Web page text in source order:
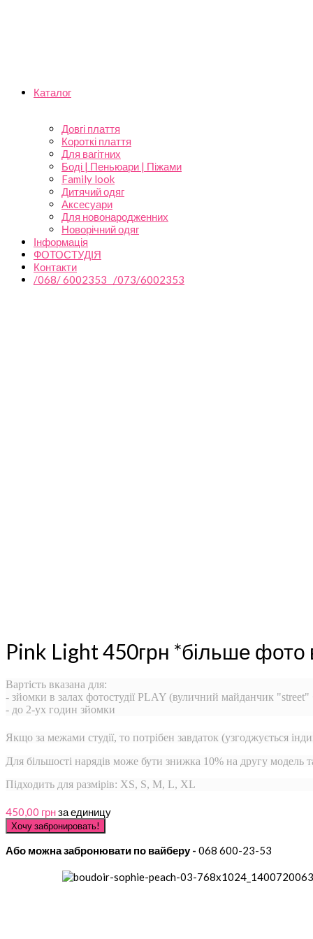
Каталог
Довгі плаття
Короткі плаття
Для вагітних
Боді | Пеньюари | Піжами
Family look
Дитячий одяг
Аксесуари
Для новонародженних
Новорічний одяг
Інформація
ФОТОСТУДІЯ
Контакти
/068/ 6002353 /073/6002353
Pink Light 450грн *більше фото
Вартість вказана для:
- зйомки в залах фотостудії PLAY (вуличний майданчик "street"
- до 2-ух годин зйомки
Якщо за межами студії, то потрібен завдаток (узгоджується
Для більшості нарядів може бути знижка 10% на другу
Підходить для размірів: XS, S, M, L, XL
450,00 грнза единицу
Або можна забронювати по вайберу - 068 600-23-53